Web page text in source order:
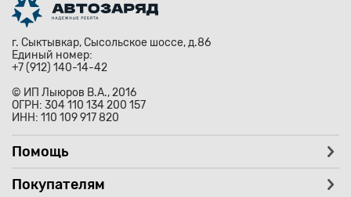
г. Сыктывкар, Сысольское шоссе, д.86
Единый номер:
+7 (912) 140-14-42
© ИП Лыюров В.А., 2016
ОГРН: 304 110 134 200 157
ИНН: 110 109 917 820
Помощь
Покупателям